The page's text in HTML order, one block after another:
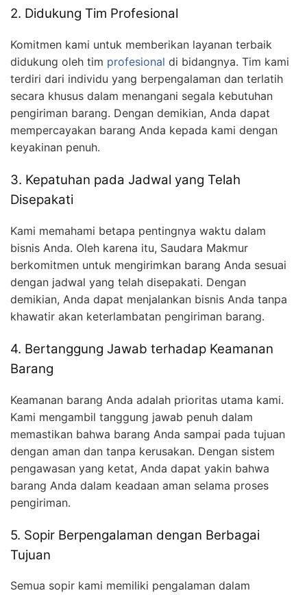
2. Didukung Tim Profesional
Komitmen kami untuk memberikan layanan terbaik
didukung oleh tim profesional di bidangnya. Tim kami
terdiri dari individu yang berpengalaman dan terlatih
secara khusus dalam menangani segala kebutuhan
pengiriman barang. Dengan demikian, Anda dapat
mempercayakan barang Anda kepada kami dengan
keyakinan penuh.
3. Kepatuhan pada Jadwal yang Telah
Disepakati
Kami memahami betapa pentingnya waktu dalam
bisnis Anda. Oleh karena itu, Saudara Makmur
berkomitmen untuk mengirimkan barang Anda sesuai
dengan jadwal yang telah disepakati. Dengan
demikian, Anda dapat menjalankan bisnis Anda tanpa
khawatir akan keterlambatan pengiriman barang.
4. Bertanggung Jawab terhadap Keamanan
Barang
Keamanan barang Anda adalah prioritas utama kami.
Kami mengambil tanggung jawab penuh dalam
memastikan bahwa barang Anda sampai pada tujuan
dengan aman dan tanpa kerusakan. Dengan sistem
pengawasan yang ketat, Anda dapat yakin bahwa
barang Anda dalam keadaan aman selama proses
pengiriman.
5. Sopir Berpengalaman dengan Berbagai
Tujuan
Semua sopir kami memiliki pengalaman dalam